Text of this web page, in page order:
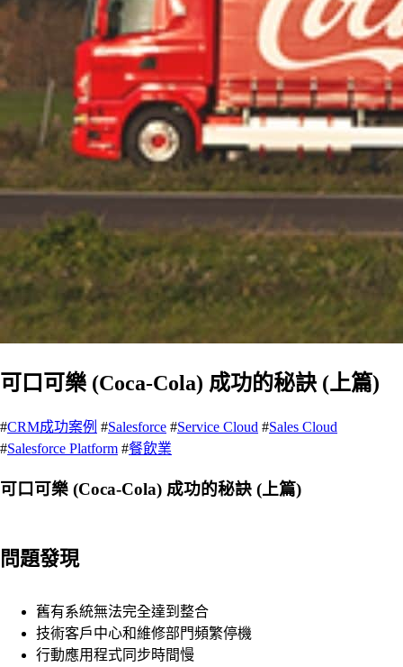
可口可樂 (Coca-Cola) 成功的秘訣 (上篇)
#CRM成功案例 #Salesforce #Service Cloud #Sales Cloud
#Salesforce Platform #餐飲業
可口可樂 (Coca-Cola) 成功的秘訣 (上篇)
問題發現
舊有系統無法完全達到整合
技術客戶中心和維修部門頻繁停機
行動應用程式同步時間慢